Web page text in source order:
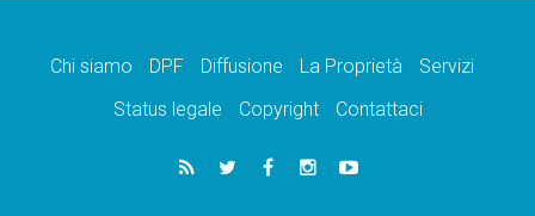
Chi siamo DPF Diffusione La Proprietà
Servizi
Status legale
Copyright Contattaci